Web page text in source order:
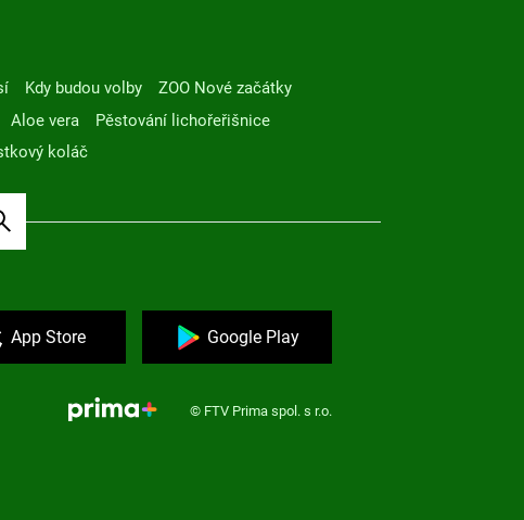
Kdy budou volby
ZOO Nové začátky
Aloe vera
Pěstování lichořeřišnice
koláč
App Store Google Play
© FTV Prima spol. s r.o.